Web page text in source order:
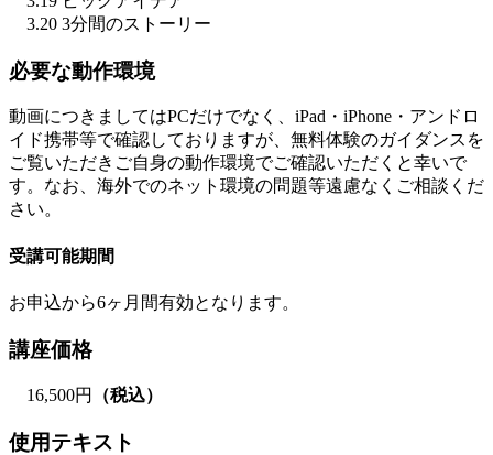
3.20 3分間のストーリー
必要な動作環境
動画につきましてはPCだけでなく、iPad・iPhone・アンドロ
イド携帯等で確認しておりますが、無料体験のガイダンスを
ご覧いただきご自身の動作環境でご確認いただくと幸いで
す。なお、海外でのネット環境の問題等遠慮なくご相談くだ
さい。
受講可能期間
お申込から6ヶ月間有効となります。
講座価格
16,500円 （税込）
使用テキスト